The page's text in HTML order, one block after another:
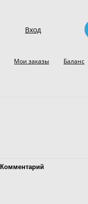
Вход
Мои заказы Баланс
Комментарий